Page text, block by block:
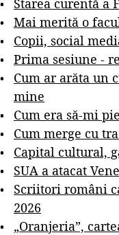
Starea curentă a
Mai merită o
Copii, social
Prima sesiune -
Cum ar arăta un
mine
Cum era să-mi
Cum merge cu
Capital cultural,
SUA a atacat
Scriitori români
2026
„Oranjeria”,